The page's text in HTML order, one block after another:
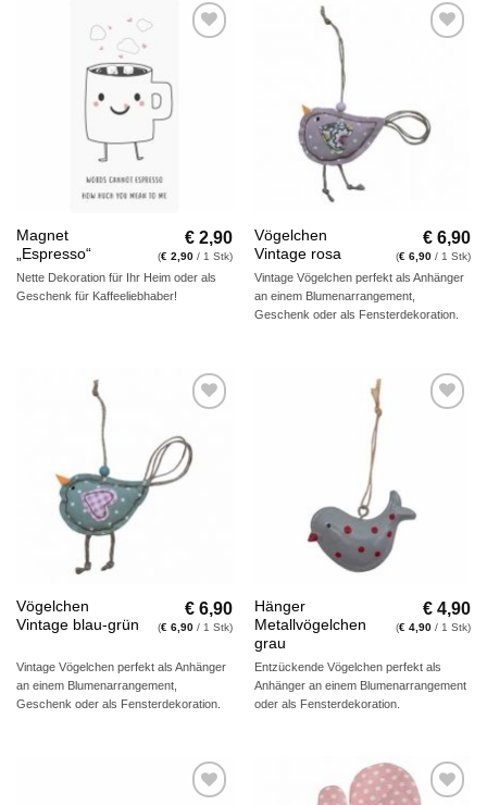
Wunschliste
Magnet
„Espresso“
€ 2,90
(€ 2,90 / 1 Stk)
Nette Dekoration für Ihr Heim oder als
Geschenk für Kaffeeliebhaber!
Vögelchen
Vintage rosa
€ 6,90
(€ 6,90 / 1 Stk)
Vintage Vögelchen perfekt als Anhänger
an einem Blumenarrangement,
Geschenk oder als Fensterdekoration.
Wunschliste
Vögelchen
Vintage blau-grün
€ 6,90
(€ 6,90 / 1 Stk)
Vintage Vögelchen perfekt als Anhänger
an einem Blumenarrangement,
Geschenk oder als Fensterdekoration.
Hänger
Metallvögelchen
grau
€ 4,90
(€ 4,90 / 1 Stk)
Entzückende Vögelchen perfekt als
Anhänger an einem Blumenarrangement
oder als Fensterdekoration.